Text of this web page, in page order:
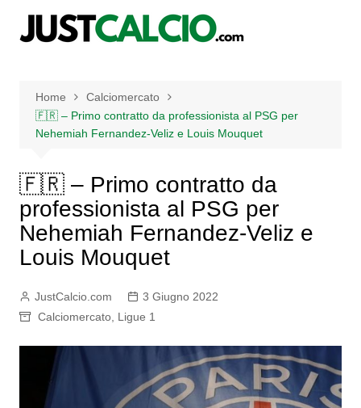
Home
Calciomercato
🇫🇷 – Primo contratto da professionista al PSG per
Nehemiah Fernandez-Veliz e Louis Mouquet
🇫🇷 – Primo contratto da
professionista al PSG per
Nehemiah Fernandez-Veliz e
Louis Mouquet
JustCalcio.com
3 Giugno 2022
Calciomercato, Ligue 1